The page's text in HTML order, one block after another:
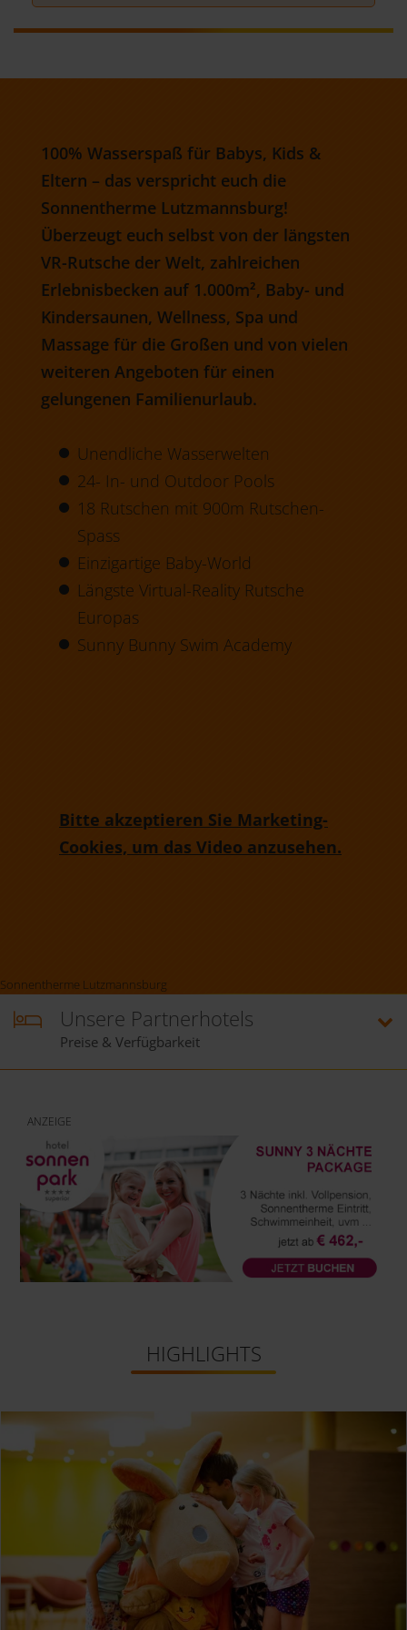
Pflichten nachzulesen.
100% Wasserspaß für Babys, Kids &
Eltern – das verspricht euch die
Sonnentherme Lutzmannsburg!
Überzeugt euch selbst von der längsten
VR-Rutsche der Welt, zahlreichen
Erlebnisbecken auf 1.000m², Baby- und
Kindersaunen, Wellness, Spa und
Massage für die Großen und von vielen
weiteren Angeboten für einen
gelungenen Familienurlaub.
Unendliche Wasserwelten
24- In- und Outdoor Pools
18 Rutschen mit 900m Rutschen-
Spass
Einzigartige Baby-World
Längste Virtual-Reality Rutsche
Europas
Sunny Bunny Swim Academy
Bitte akzeptieren Sie Marketing-
Cookies, um das Video anzusehen.
Sonnentherme Lutzmannsburg
Unsere Partnerhotels
Preise & Verfügbarkeit
ANZEIGE
HIGHLIGHTS